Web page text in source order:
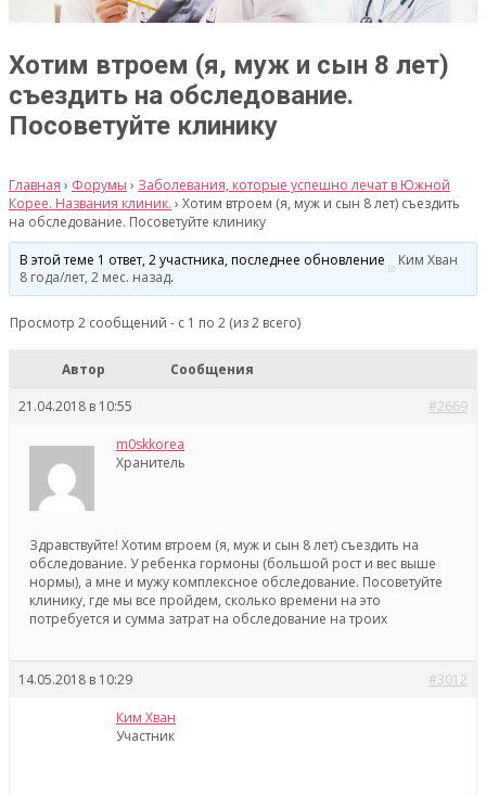
Хотим втроем (я, муж и сын 8 лет)
съездить на обследование.
Посоветуйте клинику
Главная › Форумы › Заболевания, которые успешно лечат в Южной
Корее. Названия клиник. › Хотим втроем (я, муж и сын 8 лет) съездить
на обследование. Посоветуйте клинику
В этой теме 1 ответ, 2 участника, последнее обновление
Ким Хван
8 года/лет, 2 мес. назад.
Просмотр 2 сообщений - с 1 по 2 (из 2 всего)
Автор
Сообщения
21.04.2018 в 10:55
#2669
m0skkorea
Хранитель
Здравствуйте! Хотим втроем (я, муж и сын 8 лет) съездить на
обследование. У ребенка гормоны (большой рост и вес выше
нормы), а мне и мужу комплексное обследование. Посоветуйте
клинику, где мы все пройдем, сколько времени на это
потребуется и сумма затрат на обследование на троих
14.05.2018 в 10:29 #3012
Ким Хван
Участник